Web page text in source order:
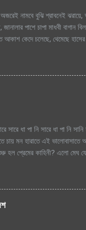
নামবে বুঝি শ্রাবনেই
পাশে চাপা মাধবী
কেদে চলেছে, থেমেছে
সারে ধা পা নি সারে ধা পা নি
চায় মন হারাতে এই
প্রেমের কাহিনী? এলো মেঘ যে
যে দেখেছি শ্রাবণে
শূন্য মনে জাগে প্রেমের কাহিনী
রিমঝিম এ ধারাতে চায় মন
শ্রাবণের বুকে প্রেম কবিতা